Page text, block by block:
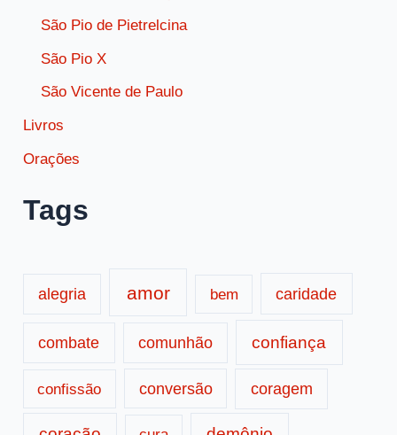
São Pio de Pietrelcina
São Pio X
São Vicente de Paulo
Livros
Orações
Tags
alegria amor bem caridade
combate comunhão confiança
confissão conversão coragem